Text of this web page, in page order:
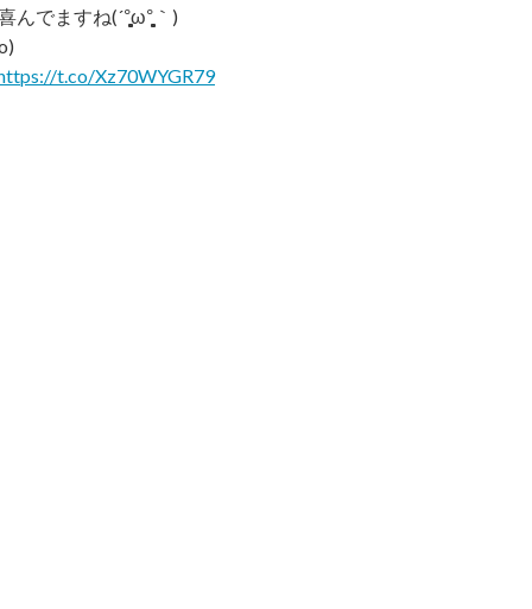
んでますね(´°̥̥̥̥̥̥̥̥ω°̥̥̥̥̥̥̥̥｀)
t.co/Xz70WYGR79